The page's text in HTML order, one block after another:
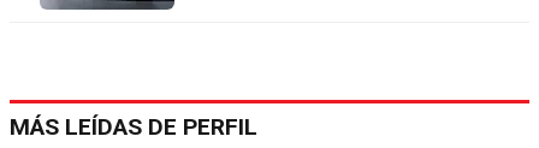
MÁS LEÍDAS DE PERFIL